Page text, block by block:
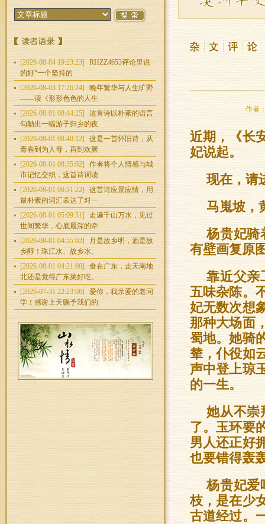
[2026-08-04 19:23:23]
RHZZ4653评论里说
的好“一个坚持的
[2026-08-03 17:26:24]
晚年繁华与人生旷野
——读《形形色色的人生
[2026-08-01 08:44:25]
这首诗以朴素的语言
勾勒出一幅游子归乡的夜
[2026-08-01 08:40:12]
这是一首怀旧诗，从
青春到为人母，再到欢聚
[2026-08-01 08:35:02]
作者将个人情感与城
市记忆交织，这首诗词读
[2026-08-01 08:31:22]
这首诗应景应情，用
最朴素的词汇表达了对一
[2026-08-01 05:09:51]
走遍千山万水，见过
世间繁华，心底最深的牵
[2026-08-01 04:55:02]
月是故乡明，酒是故
乡醇！珠江水、故乡水、
[2026-08-01 04:21:00]
食在广东，走天南地
北还是觉得广东菜好吃。
[2026-07-31 22:23:06]
爱你，我亲爱的老同
学！感谢上天赐予我们的
作者
近期，《长
妃说起。
现在，请
马嵬坡，
杨贵妃骑
有壁画复原
靠近父亲
五味杂陈。
妃无数次想
那种大场面
蜀地。她骑
辇，仆役如
声中登上琼
的一生。
她从不崇
了。玉环要
男人还正好
也要错得轰
杨贵妃爱
枝，是在少
古道经过。